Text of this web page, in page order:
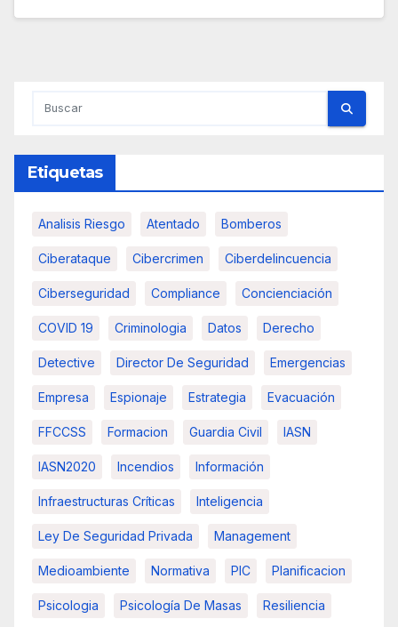
Etiquetas
Analisis Riesgo Atentado Bomberos
Ciberataque Cibercrimen Ciberdelincuencia
Ciberseguridad Compliance Concienciación
COVID 19 Criminologia Datos Derecho
Detective Director De Seguridad Emergencias
Empresa Espionaje Estrategia Evacuación
FFCCSS Formacion Guardia Civil IASN
IASN2020 Incendios Información
Infraestructuras Críticas Inteligencia
Ley De Seguridad Privada Management
Medioambiente Normativa PIC Planificacion
Psicologia Psicología De Masas Resiliencia